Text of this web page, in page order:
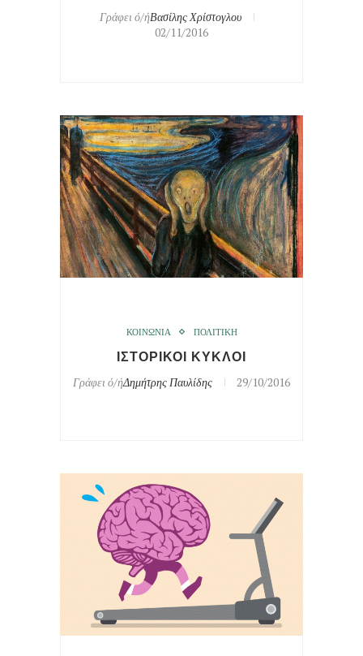
Γράφει ό/ήΒασίλης Χρίστογλου
02/11/2016
ΚΟΙΝΩΝΙΑ ΠΟΛΙΤΙΚΗ
ΙΣΤΟΡΙΚΟΙ ΚΥΚΛΟΙ
Γράφει ό/ήΔημήτρης Παυλίδης 29/10/2016